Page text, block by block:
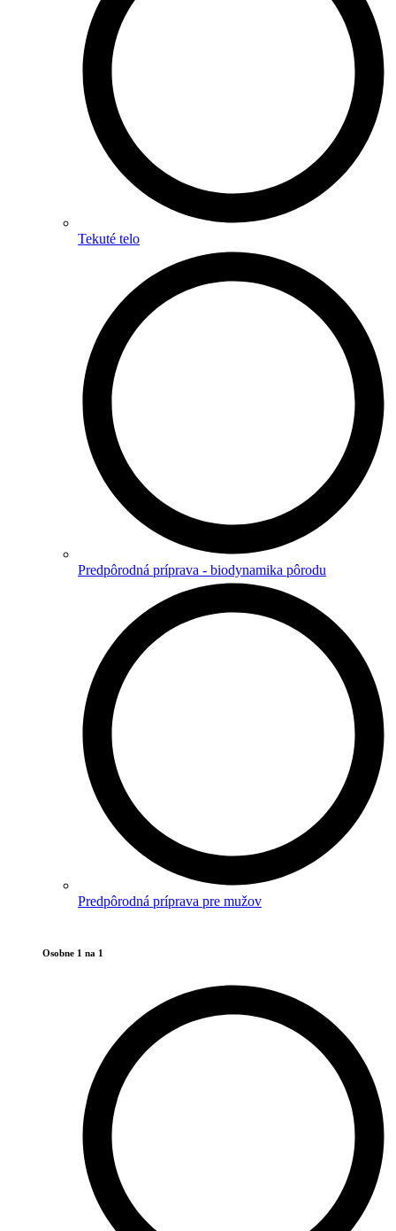
Tekuté telo
Predpôrodná príprava - biodynamika pôrodu
Predpôrodná príprava pre mužov
Osobne 1 na 1